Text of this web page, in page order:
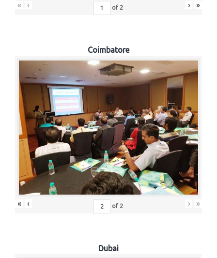
« ‹ of 2 › »
Coimbatore
« ‹ of 2 › »
Dubai